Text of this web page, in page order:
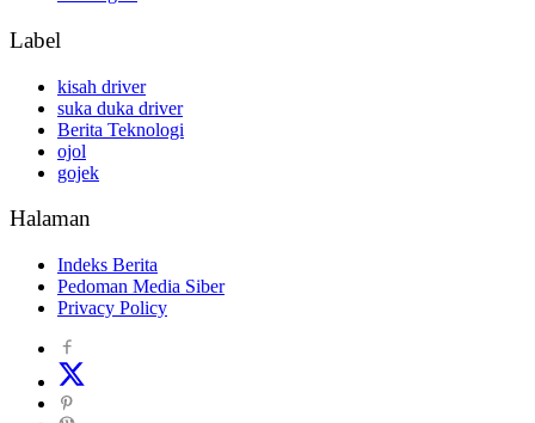
Label
kisah driver
suka duka driver
Berita Teknologi
ojol
gojek
Halaman
Indeks Berita
Pedoman Media Siber
Privacy Policy